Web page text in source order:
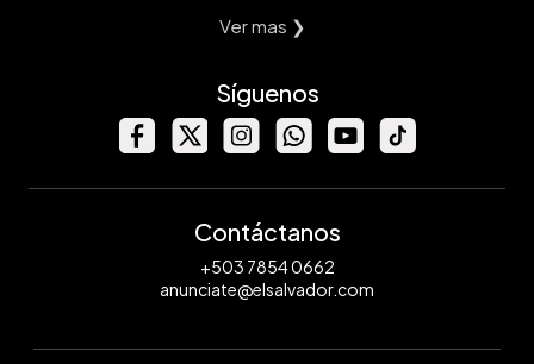
Ver mas ❯
Síguenos
Contáctanos
+503 7854 0662
anunciate@elsalvador.com